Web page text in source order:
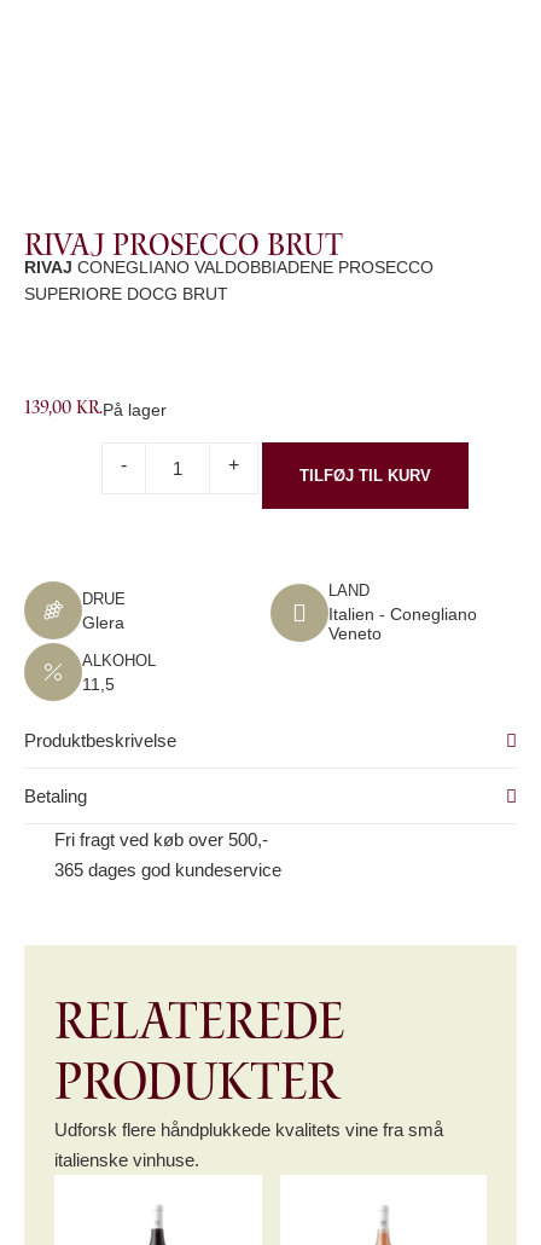
RIVAJ Prosecco Brut
RIVAJ CONEGLIANO VALDOBBIADENE PROSECCO
SUPERIORE DOCG BRUT
139,00kr.På lager
- +
TILFØJ TIL KURV
DRUE
Glera
LAND
Italien - Conegliano
Veneto
ALKOHOL
11,5
Produktbeskrivelse
Betaling
Fri fragt ved køb over 500,-
365 dages god kundeservice
Relaterede
produkter
Udforsk flere håndplukkede kvalitets vine fra små
italienske vinhuse.